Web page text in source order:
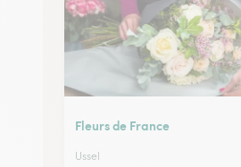
Fleurs de France
Ussel